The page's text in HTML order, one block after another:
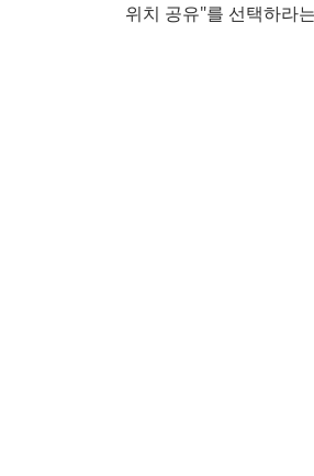
위치 공유"를 선택하라